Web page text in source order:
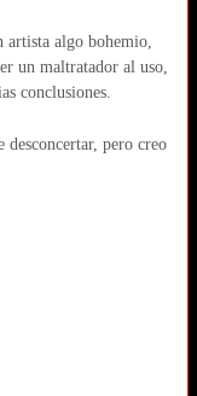
artista algo bohemio,
un maltratador al uso,
conclusiones.
pero creo